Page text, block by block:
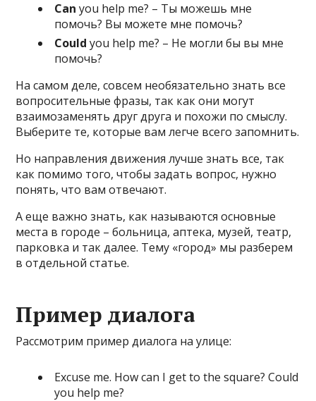
Can you help me? – Ты можешь мне
помочь? Вы можете мне помочь?
Could you help me? – Не могли бы вы мне
помочь?
На самом деле, совсем необязательно знать все
вопросительные фразы, так как они могут
взаимозаменять друг друга и похожи по смыслу.
Выберите те, которые вам легче всего запомнить.
Но направления движения лучше знать все, так
как помимо того, чтобы задать вопрос, нужно
понять, что вам отвечают.
А еще важно знать, как называются основные
места в городе – больница, аптека, музей, театр,
парковка и так далее. Тему «город» мы разберем
в отдельной статье.
Пример диалога
Рассмотрим пример диалога на улице:
Excuse me. How can I get to the square? Could
you help me?